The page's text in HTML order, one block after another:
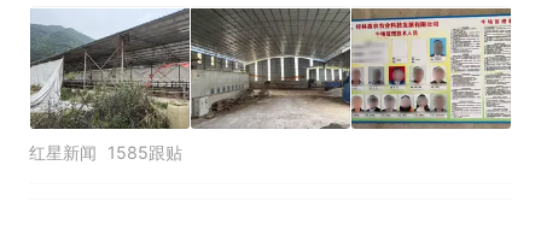
红星新闻 1585跟贴